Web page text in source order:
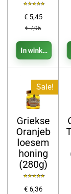
€ 5,45
€ 7,95
In winkelwagen
Sale!
Griekse
Oranjeb
loesem
honing
(280g)
€ 6,36